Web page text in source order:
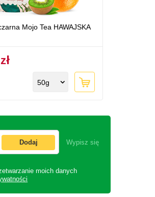
Mojo Tea HAWAJSKA
50g
Dodaj Wypisz się
moich danych